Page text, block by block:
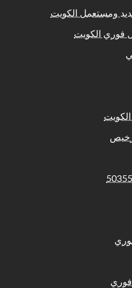
ومستعمل الكويت
فوري الكويت
رخيص